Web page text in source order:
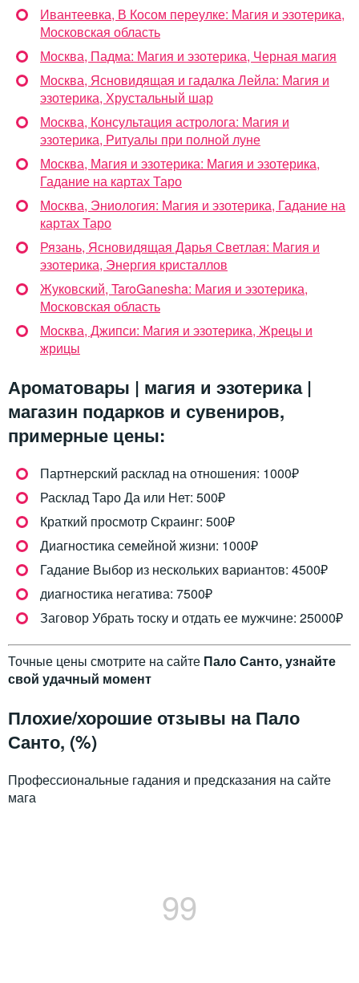
Ивантеевка, В Косом переулке: Магия и эзотерика,
Московская область
Москва, Падма: Магия и эзотерика, Черная магия
Москва, Ясновидящая и гадалка Лейла: Магия и
эзотерика, Хрустальный шар
Москва, Консультация астролога: Магия и
эзотерика, Ритуалы при полной луне
Москва, Магия и эзотерика: Магия и эзотерика,
Гадание на картах Таро
Москва, Эниология: Магия и эзотерика, Гадание на
картах Таро
Рязань, Ясновидящая Дарья Светлая: Магия и
эзотерика, Энергия кристаллов
Жуковский, TaroGanesha: Магия и эзотерика,
Московская область
Москва, Джипси: Магия и эзотерика, Жрецы и
жрицы
Ароматовары | магия и эзотерика |
магазин подарков и сувениров,
примерные цены:
Партнерский расклад на отношения: 1000₽
Расклад Таро Да или Нет: 500₽
Краткий просмотр Скраинг: 500₽
Диагностика семейной жизни: 1000₽
Гадание Выбор из нескольких вариантов: 4500₽
диагностика негатива: 7500₽
Заговор Убрать тоску и отдать ее мужчине: 25000₽
Точные цены смотрите на сайте Пало Санто, узнайте
свой удачный момент
Плохие/хорошие отзывы на Пало
Санто, (%)
Профессиональные гадания и предсказания на сайте
мага
99